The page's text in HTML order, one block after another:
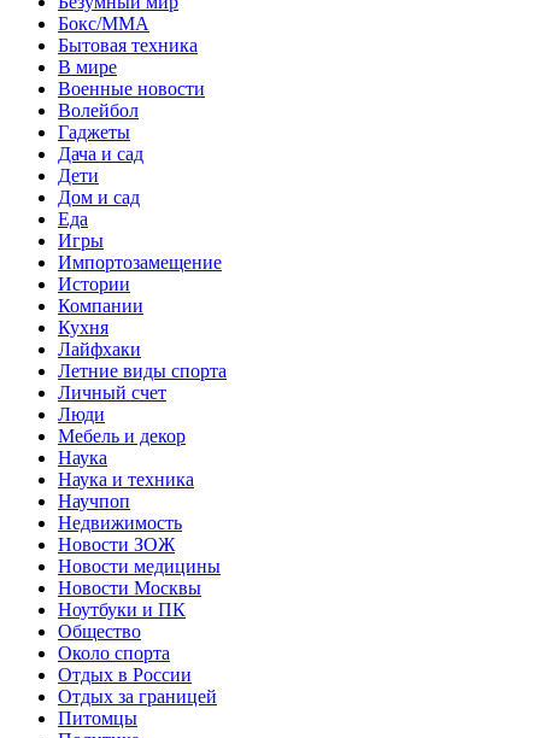
Бокс/MMA
Бытовая техника
В мире
Военные новости
Волейбол
Гаджеты
Дача и сад
Дети
Дом и сад
Еда
Игры
Импортозамещение
Истории
Компании
Кухня
Лайфхаки
Летние виды спорта
Личный счет
Люди
Мебель и декор
Наука
Наука и техника
Научпоп
Недвижимость
Новости ЗОЖ
Новости медицины
Новости Москвы
Ноутбуки и ПК
Общество
Около спорта
Отдых в России
Отдых за границей
Питомцы